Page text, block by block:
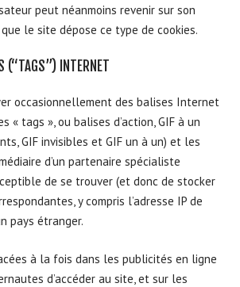
peut néanmoins revenir sur son
le site dépose ce type de cookies.
INTERNET
occasionnellement des balises Internet
« tags », ou balises d’action, GIF à un
GIF invisibles et GIF un à un) et les
d’un partenaire spécialiste
de se trouver (et donc de stocker
y compris l’adresse IP de
pays étranger.
à la fois dans les publicités en ligne
d’accéder au site, et sur les